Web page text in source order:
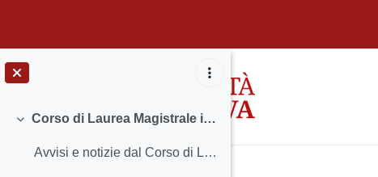
Minimizza
Corso di Laurea Magistrale in Lingue Moderne per la Comunicazione e la Cooperazione Internazionale
Avvisi e notizie dal Corso di Laurea Insegnamenti...